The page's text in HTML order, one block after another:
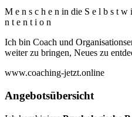
M e n s c h e n in die S e l b s t
n t e n t i o n
Ich bin Coach und
weiter zu bringen, Neues zu
www.coaching-jetzt.online
Angebotsübersicht